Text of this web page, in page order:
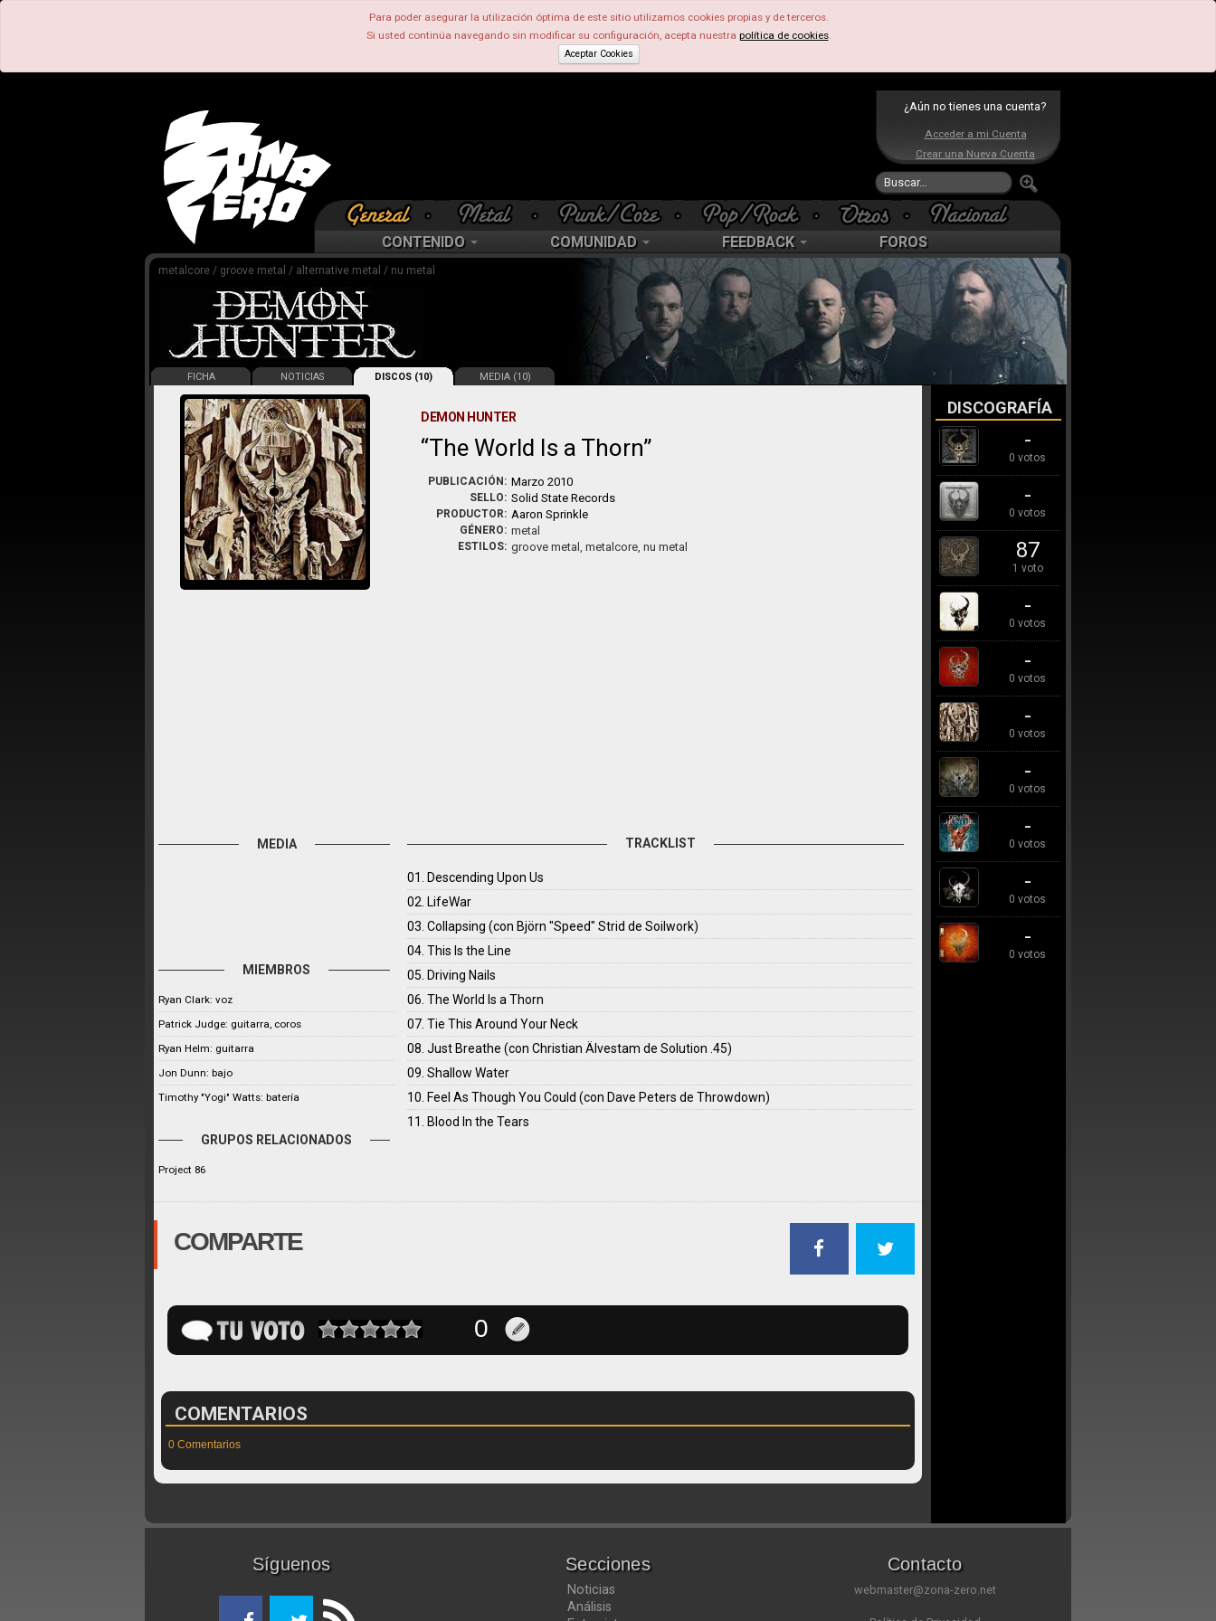
Para poder asegurar la utilización óptima de este sitio utilizamos cookies propias y de terceros.
Si usted continúa navegando sin modificar su configuración, acepta nuestra política de cookies.
Aceptar Cookies
¿Aún no tienes una cuenta?
Acceder a mi Cuenta
Crear una Nueva Cuenta
CONTENIDO COMUNIDAD FEEDBACK FOROS
metalcore / groove metal / alternative metal / nu metal
FICHA NOTICIAS DISCOS (10) MEDIA (10)
DEMON HUNTER
The World Is a Thorn
PUBLICACIÓN: Marzo 2010
SELLO: Solid State Records
PRODUCTOR: Aaron Sprinkle
GÉNERO: metal
ESTILOS: groove metal, metalcore, nu metal
MEDIA
MIEMBROS
Ryan Clark: voz
Patrick Judge: guitarra, coros
Ryan Helm: guitarra
Jon Dunn: bajo
Timothy "Yogi" Watts: batería
GRUPOS RELACIONADOS
Project 86
TRACKLIST
01. Descending Upon Us
02. LifeWar
03. Collapsing (con Björn "Speed" Strid de Soilwork)
04. This Is the Line
05. Driving Nails
06. The World Is a Thorn
07. Tie This Around Your Neck
08. Just Breathe (con Christian Älvestam de Solution .45)
09. Shallow Water
10. Feel As Though You Could (con Dave Peters de Throwdown)
11. Blood In the Tears
COMPARTE
COMENTARIOS
0 Comentarios
DISCOGRAFÍA
-
0 votos
-
0 votos
87
1 voto
-
0 votos
-
0 votos
-
0 votos
-
0 votos
-
0 votos
-
0 votos
-
0 votos
Síguenos Secciones
Noticias
Análisis
Contacto
webmaster@zona-zero.net